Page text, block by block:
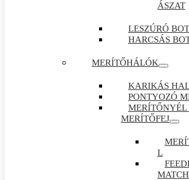
ÁSZAT
LESZÚRÓ
HARCSÁS
MERÍTŐHÁLÓK
KARIKÁS
PONTYOZÓ
MERÍTŐNYÉL
MERÍTŐFEJ
L
MATCH